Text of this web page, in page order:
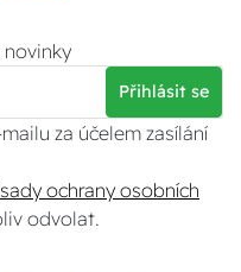
novinky
Přihlásit se
za účelem zasílání
ochrany osobních
odvolat.